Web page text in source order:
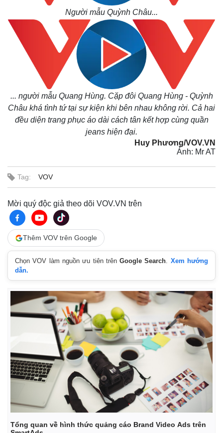
Bất động sản
Giá vàng
Tiêu dùng
Tỷ giá
Chứng khoán
Giá cà phê
Người mẫu Quỳnh Châu...
... người mẫu Quang Hùng. Cặp đôi Quang Hùng - Quỳnh
Châu khá tình tứ tại sự kiện khi bên nhau không rời. Cả hai
đều diện trang phục áo dài cách tân kết hợp cùng quần
jeans hiện đại.
Huy Phương/VOV.VN
Ảnh: Mr AT
Tag: VOV
Mời quý độc giả theo dõi VOV.VN trên
Thêm VOV trên Google
Chọn VOV làm nguồn ưu tiên trênGoogle Search. Xem hướng
dẫn.
Tổng quan về hình thức quảng cáo Brand Video Ads trên